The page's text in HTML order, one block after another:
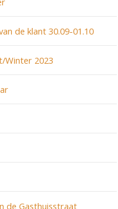
de klant 30.09-01.10
Winter 2023
de Gasthuisstraat